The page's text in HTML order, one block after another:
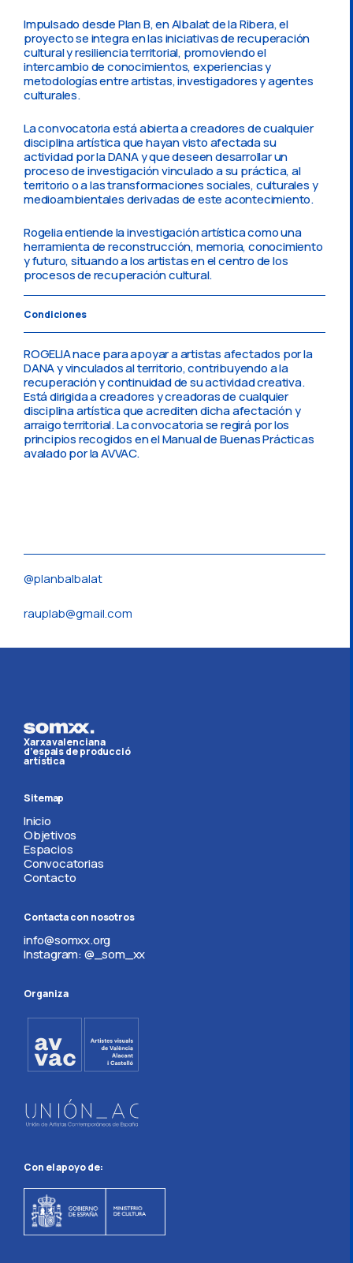
Impulsado desde Plan B, en Albalat de la Ribera, el
proyecto se integra en las iniciativas de recuperación
cultural y resiliencia territorial, promoviendo el
intercambio de conocimientos, experiencias y
metodologías entre artistas, investigadores y agentes
culturales.
La convocatoria está abierta a creadores de cualquier
disciplina artística que hayan visto afectada su
actividad por la DANA y que deseen desarrollar un
proceso de investigación vinculado a su práctica, al
territorio o a las transformaciones sociales, culturales y
medioambientales derivadas de este acontecimiento.
Rogelia entiende la investigación artística como una
herramienta de reconstrucción, memoria, conocimiento
y futuro, situando a los artistas en el centro de los
procesos de recuperación cultural.
Condiciones
ROGELIA nace para apoyar a artistas afectados por la
DANA y vinculados al territorio, contribuyendo a la
recuperación y continuidad de su actividad creativa.
Está dirigida a creadores y creadoras de cualquier
disciplina artística que acrediten dicha afectación y
arraigo territorial. La convocatoria se regirá por los
principios recogidos en el Manual de Buenas Prácticas
avalado por la AVVAC.
@planbalbalat
rauplab@gmail.com
Xarxa valenciana
d’espais de producció
artística
Sitemap
Inicio
Objetivos
Espacios
Convocatorias
Contacto
Contacta con nosotros
info@somxx.org
Instagram: @_som_xx
Organiza
Con el apoyo de: